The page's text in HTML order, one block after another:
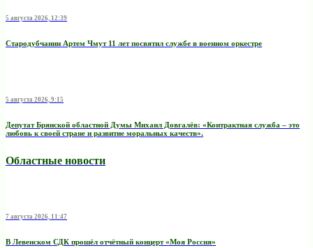
5 августа 2026, 12:39
Стародубчанин Артем Чмут 11 лет посвятил службе в военном оркестре
5 августа 2026, 9:15
Депутат Брянской областной Думы Михаил Довгалёв: «Контрактная служба – это
любовь к своей стране и развитие моральных качеств».
Областные новости
7 августа 2026, 11:47
В Левенском СДК прошёл отчётный концерт «Моя Россия»